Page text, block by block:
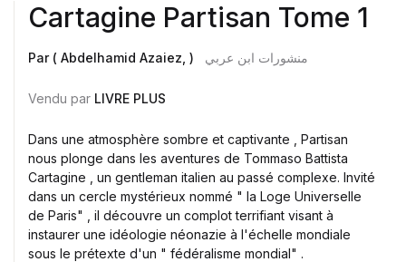
Cartagine Partisan Tome 1
Par ( Abdelhamid Azaiez, ) منشورات ابن عربي
Vendu par LIVRE PLUS
Dans une atmosphère sombre et captivante , Partisan
nous plonge dans les aventures de Tommaso Battista
Cartagine , un gentleman italien au passé complexe. Invité
dans un cercle mystérieux nommé " la Loge Universelle
de Paris" , il découvre un complot terrifiant visant à
instaurer une idéologie néonazie à l'échelle mondiale
sous le prétexte d'un " fédéralisme mondial" .